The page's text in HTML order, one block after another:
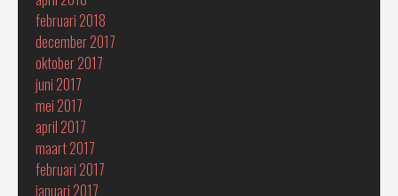
februari 2018
december 2017
oktober 2017
juni 2017
mei 2017
april 2017
maart 2017
februari 2017
januari 2017